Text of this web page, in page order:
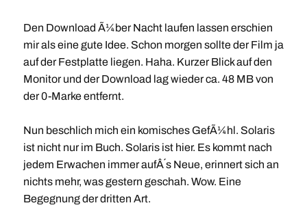
Den Download Ã¼ber Nacht laufen lassen erschien
mir als eine gute Idee. Schon morgen sollte der Film ja
auf der Festplatte liegen. Haha. Kurzer Blick auf den
Monitor und der Download lag wieder ca. 48 MB von
der 0-Marke entfernt.
Nun beschlich mich ein komisches GefÃ¼hl. Solaris
ist nicht nur im Buch. Solaris ist hier. Es kommt nach
jedem Erwachen immer aufÂ´s Neue, erinnert sich an
nichts mehr, was gestern geschah. Wow. Eine
Begegnung der dritten Art.